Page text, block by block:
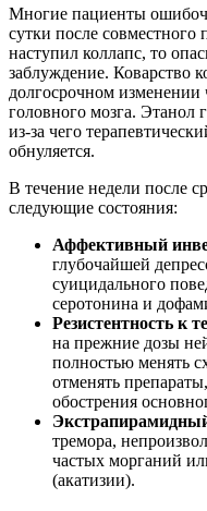
Многие пациенты
сутки после совместного
наступил коллапс, то
заблуждение. Коварство
долгосрочном изменении
головного мозга. Этанол
из-за чего
обнуляется.
В течение недели после
следующие состояния:
Аффективный
глубочайшей
суицидального
серотонина и
Резистентность к
на прежние дозы
полностью менять
отменять
обострения
тремора,
частых морганий
(акатизии).